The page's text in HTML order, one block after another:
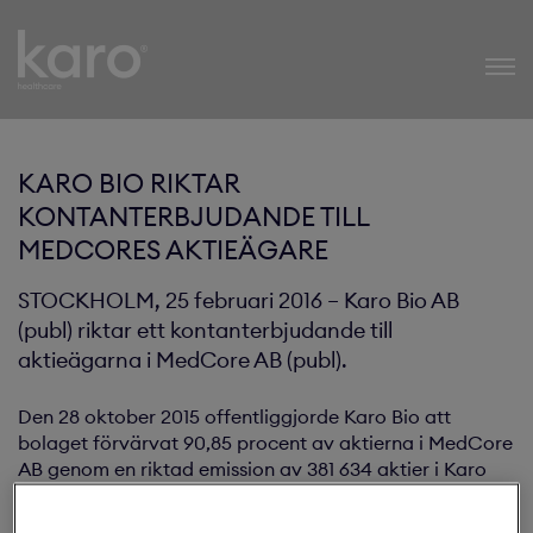
Karo Healthcare
KARO BIO RIKTAR
KONTANTERBJUDANDE TILL
MEDCORES AKTIEÄGARE
STOCKHOLM, 25 februari 2016 – Karo Bio AB
(publ) riktar ett kontanterbjudande till
aktieägarna i MedCore AB (publ).
Den 28 oktober 2015 offentliggjorde Karo Bio att
bolaget förvärvat 90,85 procent av aktierna i MedCore
AB genom en riktad emission av 381 634 aktier i Karo